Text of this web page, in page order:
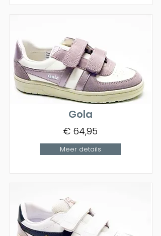
Gola
€ 64,95
Meer details